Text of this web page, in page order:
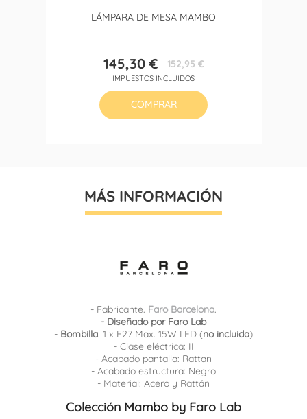
LÁMPARA DE MESA MAMBO
Precio
145,30 €Precio
base
152,95 €
IMPUESTOS INCLUIDOS
COMPRAR
MÁS INFORMACIÓN
- Fabricante. Faro Barcelona.
- Diseñado por Faro Lab
- Bombilla: 1 x E27 Max. 15W LED (no incluida)
- Clase eléctrica: II
- Acabado pantalla: Rattan
- Acabado estructura: Negro
- Material: Acero y Rattán
Colección Mambo by Faro Lab